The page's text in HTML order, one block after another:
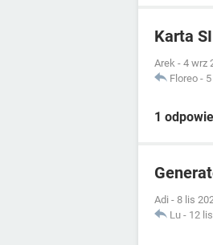
Karta
Arek - 4 wrz
Floreo -
1
Adi - 8 lis
Lu - 12